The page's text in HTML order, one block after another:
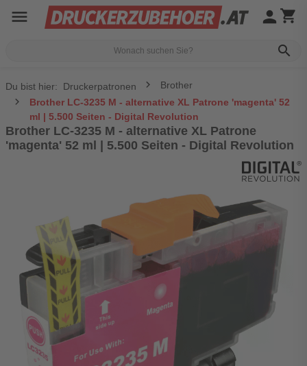
menu
search
person shopping_cart
Du bist hier: Druckerpatronen
Brother
Brother LC-3235 M - alternative XL Patrone 'magenta' 52
ml | 5.500 Seiten - Digital Revolution
Brother LC-3235 M - alternative XL Patrone
'magenta' 52 ml | 5.500 Seiten - Digital Revolution